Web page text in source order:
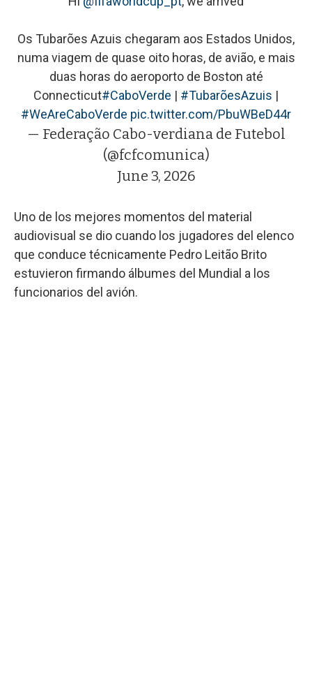
Os Tubarões Azuis chegaram aos Estados Unidos,
numa viagem de quase oito horas, de avião, e mais
duas horas do aeroporto de Boston até
Connecticut#CaboVerde | #TubarõesAzuis |
#WeAreCaboVerde pic.twitter.com/PbuWBeD44r
— Federação Cabo-verdiana de Futebol
(@fcfcomunica)
June 3, 2026
Uno de los mejores momentos del material
audiovisual se dio cuando los jugadores del elenco
que conduce técnicamente Pedro Leitão Brito
estuvieron firmando álbumes del Mundial a los
funcionarios del avión.